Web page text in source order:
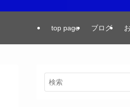
top page ブログ